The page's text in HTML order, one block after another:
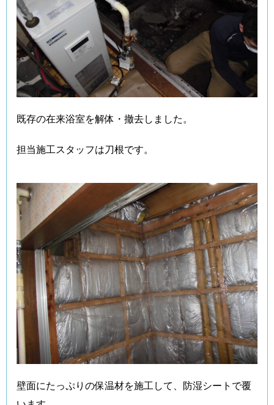
既存の在来浴室を解体・撤去しました。
担当施工スタッフは刀根です。
壁面にたっぷりの保温材を施工して、防湿シートで覆